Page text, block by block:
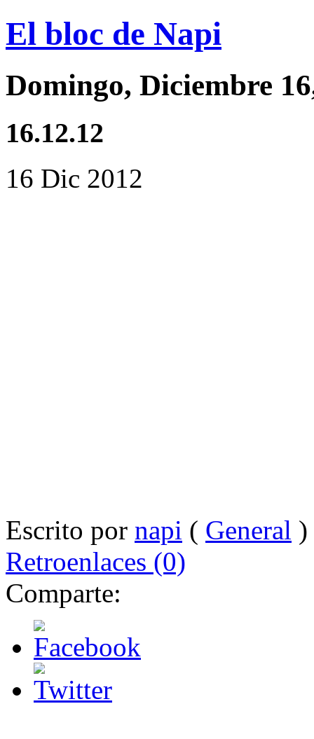
El bloc de Napi
Domingo, Diciembre
16.12.12
16 Dic 2012
Escrito por napi ( General
Retroenlaces (0)
Comparte: